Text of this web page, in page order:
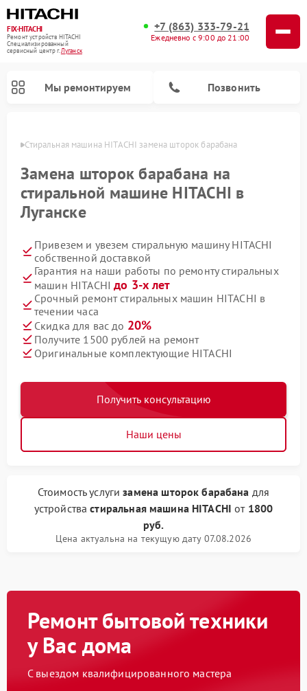
FIX-HITACHI
Ремонт устройств HITACHI
Специализированный
cервисный центр г.Луганск
+7 (863) 333-79-21
Ежедневно с 9:00 до 21:00
Мы ремонтируем Позвонить
Стиральная машина HITACHI замена шторок барабана
Замена шторок барабана на
стиральной машине HITACHI в
Луганске
Привезем и увезем стиральную машину HITACHI
собственной доставкой
Гарантия на наши работы по ремонту стиральных
машин HITACHIдо 3-х лет
Срочный ремонт стиральных машин HITACHI в
течении часа
Скидка для вас до 20%
Получите 1500 рублей на ремонт
Оригинальные комплектующие HITACHI
Получить консультацию
Наши цены
Стоимость услугизамена шторок барабана для
устройствастиральная машина HITACHI от 1800
руб.
Цена актуальна на текущую дату 07.08.2026
Ремонт бытовой техники
у Вас дома
С выездом квалифицированного мастера